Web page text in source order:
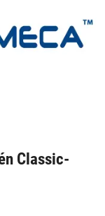
Classic-